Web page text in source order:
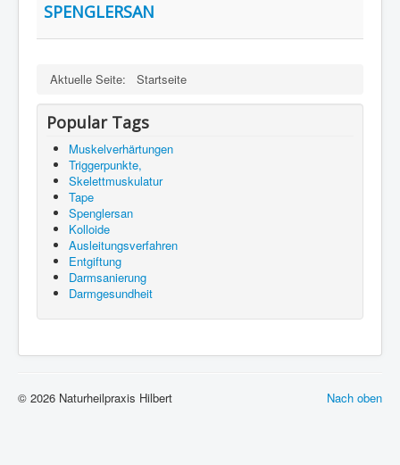
Aktuelles
Links
Impressum
Datenschutzerklärung
SPENGLERSAN
Aktuelle Seite: Startseite
Popular Tags
Muskelverhärtungen
Triggerpunkte,
Skelettmuskulatur
Tape
Spenglersan
Kolloide
Ausleitungsverfahren
Entgiftung
Darmsanierung
Darmgesundheit
Nach oben
© 2026 Naturheilpraxis Hilbert